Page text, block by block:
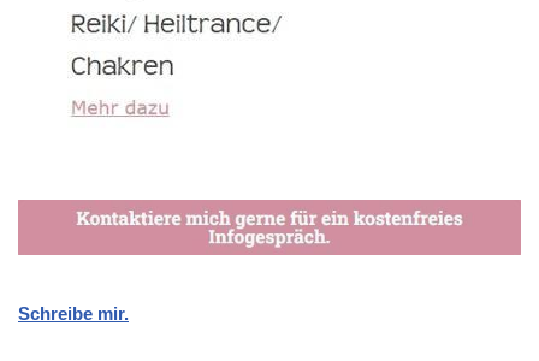
Schreibe mir.